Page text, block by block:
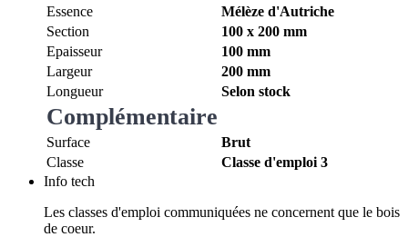
Essence
Mélèze d'Autriche
Section
100 x 200 mm
Epaisseur
100 mm
Largeur
200 mm
Longueur
Selon stock
Complémentaire
Surface
Brut
Classe
Classe d'emploi 3
Info tech
Les classes d'emploi communiquées ne concernent que le bois
de coeur.